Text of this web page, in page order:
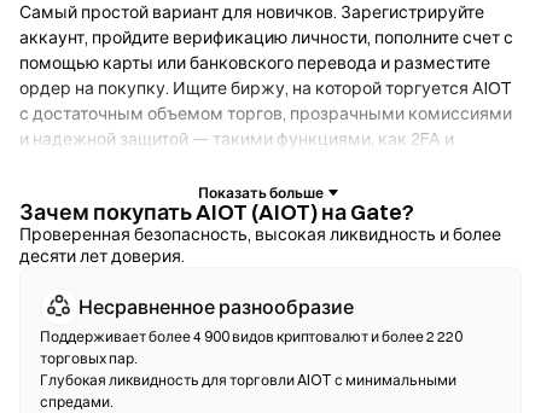
Самый простой вариант для новичков. Зарегистрируйте
аккаунт, пройдите верификацию личности, пополните счет с
помощью карты или банковского перевода и разместите
ордер на покупку. Ищите биржу, на которой торгуется AIOT
с достаточным объемом торгов, прозрачными комиссиями
и надежной защитой — такими функциями, как 2FA и
Криптокошельки
Для пользователей, которые отдают приоритет
позволяют хранить собственные приватные ключи и
обменивать токены прямо в интерфейсе кошелька.
Некоторые кошельки также поддерживают фиатный
онрамп, что дает возможность купить AIOT с помощью
Зачем покупать AIOT (AIOT) на Gate?
Проверенная безопасность, высокая ликвидность и более
десяти лет доверия.
Несравненное разнообразие
Поддерживает более 4 900 видов криптовалют и более 2 220
торговых пар.
Глубокая ликвидность для торговли AIOT с минимальными
спредами.